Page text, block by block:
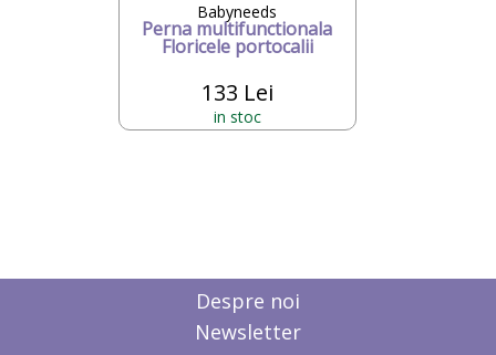
Babyneeds
Perna multifunctionala
Floricele portocalii
133 Lei
in stoc
Despre noi
Newsletter